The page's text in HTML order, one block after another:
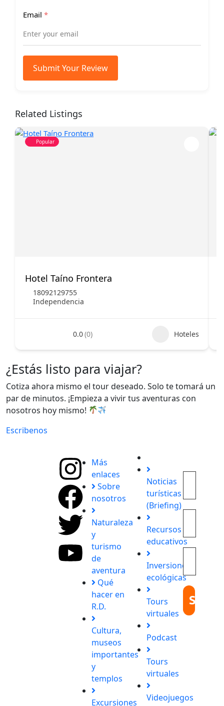
Email *
Submit Your Review
Related Listings
Popular
Hotel Taíno Frontera
18092129755
Independencia
0.0(0) Hoteles
¿Estás listo para viajar?
Cotiza ahora mismo el tour deseado. Solo te tomará un
par de minutos. ¡Empieza a vivir tus aventuras con
nosotros hoy mismo!
Escribenos
experiencias
inolvidables.
Más
enlaces
Sobre
nosotros
Naturaleza
y
turismo
de
aventura
Qué
hacer en
R.D.
Cultura,
museos
importantes
y
templos
Excursiones
Noticias
turísticas
(Briefing)
Recursos
educativos
Inversiones
ecológicas
Tours
virtuales
Podcast
Tours
virtuales
Videojuegos